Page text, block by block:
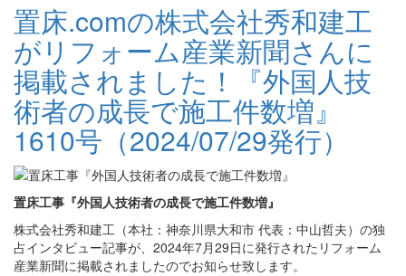
置床.comの株式会社秀和建工
がリフォーム産業新聞さんに
掲載されました！『外国人技
術者の成長で施工件数増』
1610号（2024/07/29発行）
置床工事『外国人技術者の成長で施工件数増』
株式会社秀和建工（本社：神奈川県大和市 代表：中山哲夫）の独
占インタビュー記事が、2024年7月29日に発行されたリフォーム
産業新聞に掲載されましたのでお知らせ致します。